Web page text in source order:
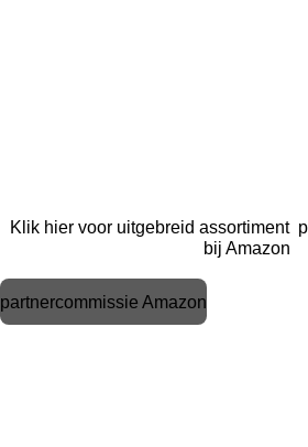
Klik hier voor uitgebreid assortiment
bij Amazon
partnercommissie Amazon